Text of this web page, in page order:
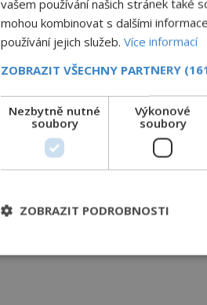
vašem používání našich stránek také
mohou kombinovat s dalšími
používání jejich služeb. Více informací
ZOBRAZIT VŠECHNY PARTNERY
Nezbytně nutné
soubory
Výkonové
soubory
ZOBRAZIT PODROBNOSTI